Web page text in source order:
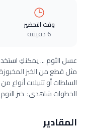
وقت التحضير
6 دقيقة
عسل الثوم ... يمكنكِ
مثل قطع من الخبز
السلطات أو تتبيلات
الخطوات شاهدي: خبز الثوم
المقادير